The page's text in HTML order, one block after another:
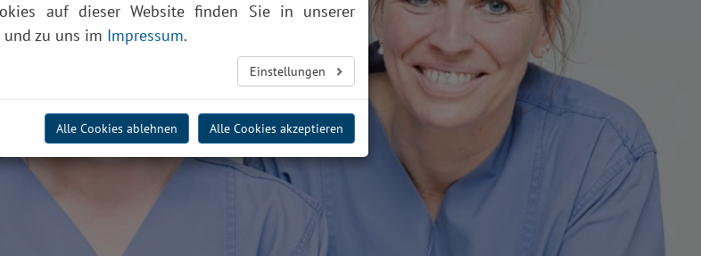
auf dieser Website finden Sie in unserer
und zu uns im Impressum.
Einstellungen
Alle Cookies ablehnen Alle Cookies akzeptieren